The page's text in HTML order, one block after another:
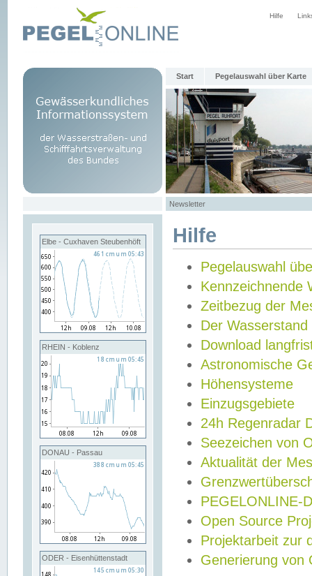
Hilfe
Start Pegelauswahl über Karte
Newsletter
Elbe - Cuxhaven Steubenhöft
RHEIN - Koblenz
DONAU - Passau
ODER - Eisenhüttenstadt
Hilfe
Pegelauswahl
Kennzeichnende
Zeitbezug der
Der Wasserstand
Download
Astronomische
Höhensysteme
Einzugsgebiete
24h Regenradar
Seezeichen von
Aktualität der
PEGELONLINE-
Open Source
Projektarbeit zur
Generierung von